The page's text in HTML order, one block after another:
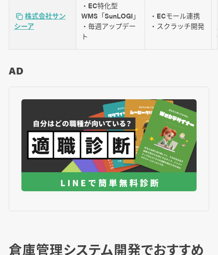
株式会社サン
シーア
・EC特化型
WMS「SunLOGI」
・毎週アップデー
ト
・ECモール連携
・スクラッチ開発
AD
倉庫管理システム開発でおすすめ